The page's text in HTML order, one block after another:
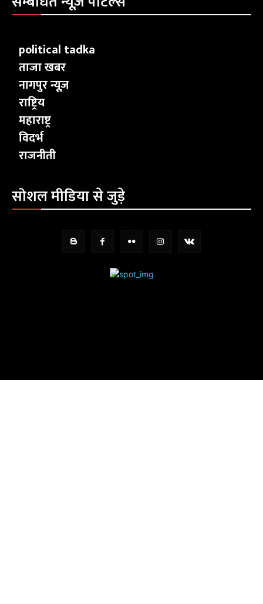
political tadka
ताजा खबर
नागपुर न्यूज़
राष्ट्रिय
महाराष्ट्र
विदर्भ
राजनीती
सोशल मीडिया से जुड़े